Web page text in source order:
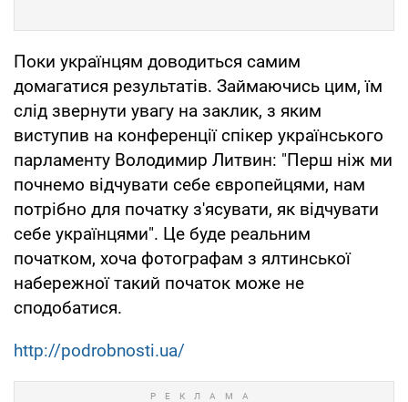
Поки українцям доводиться самим
домагатися результатів. Займаючись цим, їм
слід звернути увагу на заклик, з яким
виступив на конференції спікер українського
парламенту Володимир Литвин: "Перш ніж ми
почнемо відчувати себе європейцями, нам
потрібно для початку з'ясувати, як відчувати
себе українцями". Це буде реальним
початком, хоча фотографам з ялтинської
набережної такий початок може не
сподобатися.
http://podrobnosti.ua/